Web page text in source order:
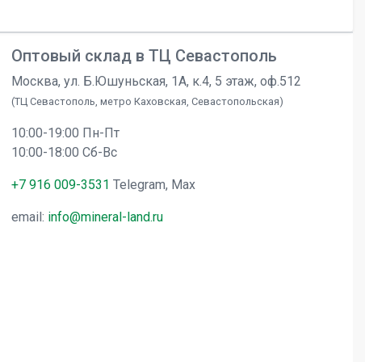
Оптовый склад в ТЦ Севастополь
Москва, ул. Б.Юшуньская, 1А, к.4, 5 этаж, оф.512
(ТЦ Севастополь, метро Каховская, Севастопольская)
10:00-19:00 Пн-Пт
10:00-18:00 Сб-Вс
+7 916 009-3531 Telegram, Max
email: info@mineral-land.ru